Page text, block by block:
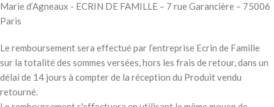
Marie d’Agneaux - ECRIN DE FAMILLE – 7 rue Garancière – 75006
Paris
Le remboursement sera effectué par l’entreprise Ecrin de Famille
sur la totalité des sommes versées, hors les frais de retour, dans un
délai de 14 jours à compter de la réception du Produit vendu
retourné.